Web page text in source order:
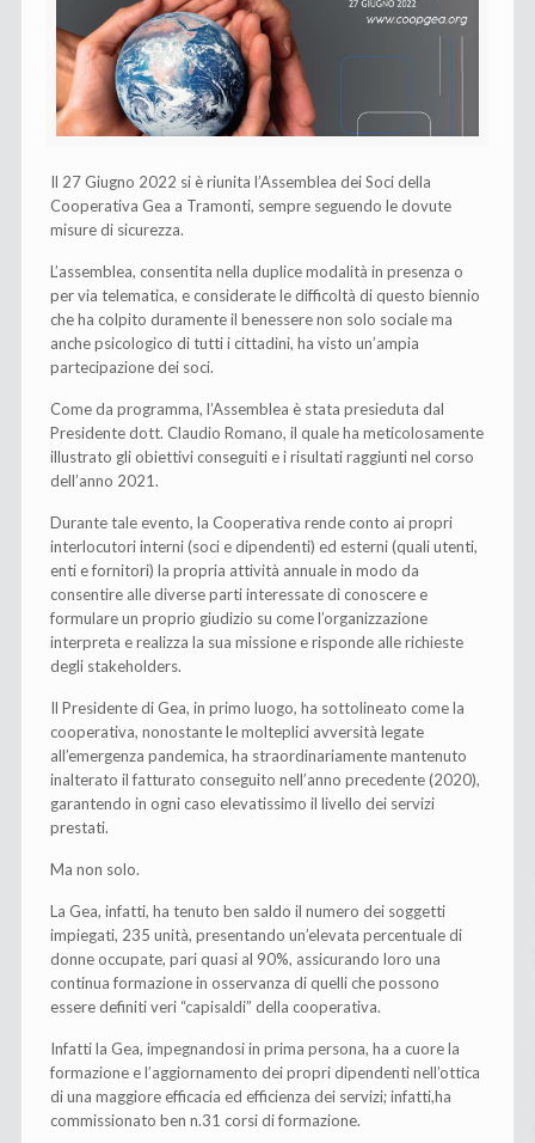
Il 27 Giugno 2022 si è riunita l’Assemblea dei Soci della
Cooperativa Gea a Tramonti, sempre seguendo le dovute
misure di sicurezza.
L’assemblea, consentita nella duplice modalità in presenza o
per via telematica, e considerate le difficoltà di questo biennio
che ha colpito duramente il benessere non solo sociale ma
anche psicologico di tutti i cittadini, ha visto un’ampia
partecipazione dei soci.
Come da programma, l’Assemblea è stata presieduta dal
Presidente dott. Claudio Romano, il quale ha meticolosamente
illustrato gli obiettivi conseguiti e i risultati raggiunti nel corso
dell’anno 2021.
Durante tale evento, la Cooperativa rende conto ai propri
interlocutori interni (soci e dipendenti) ed esterni (quali utenti,
enti e fornitori) la propria attività annuale in modo da
consentire alle diverse parti interessate di conoscere e
formulare un proprio giudizio su come l’organizzazione
interpreta e realizza la sua missione e risponde alle richieste
degli stakeholders.
Il Presidente di Gea, in primo luogo, ha sottolineato come la
cooperativa, nonostante le molteplici avversità legate
all’emergenza pandemica, ha straordinariamente mantenuto
inalterato il fatturato conseguito nell’anno precedente (2020),
garantendo in ogni caso elevatissimo il livello dei servizi
prestati.
Ma non solo.
La Gea, infatti, ha tenuto ben saldo il numero dei soggetti
impiegati, 235 unità, presentando un’elevata percentuale di
donne occupate, pari quasi al 90%, assicurando loro una
continua formazione in osservanza di quelli che possono
essere definiti veri “capisaldi” della cooperativa.
Infatti la Gea, impegnandosi in prima persona, ha a cuore la
formazione e l’aggiornamento dei propri dipendenti nell’ottica
di una maggiore efficacia ed efficienza dei servizi; infatti,ha
commissionato ben n.31 corsi di formazione.